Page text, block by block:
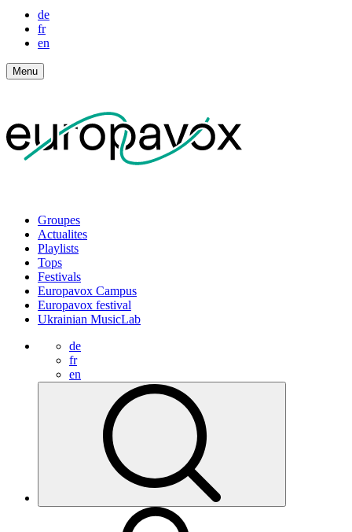
de
fr
en
Menu
Groupes
Actualites
Playlists
Tops
Festivals
Europavox Campus
Europavox festival
Ukrainian MusicLab
de
fr
en